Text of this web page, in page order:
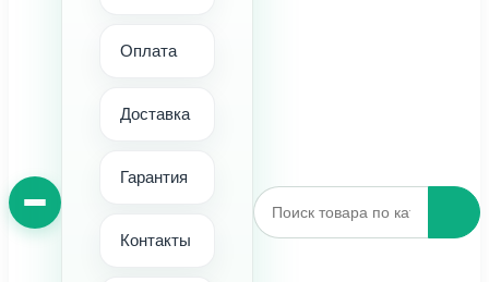
Оплата
Доставка
Гарантия
Контакты